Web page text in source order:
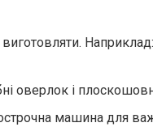
Наприклад:
оверлок і
машина для